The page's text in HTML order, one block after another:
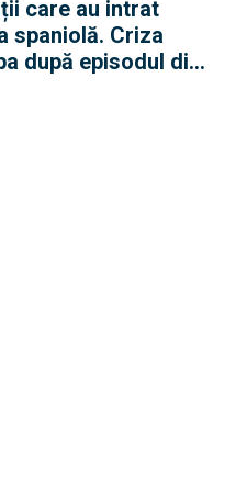
care au intrat
spaniolă. Criza
după episodul din